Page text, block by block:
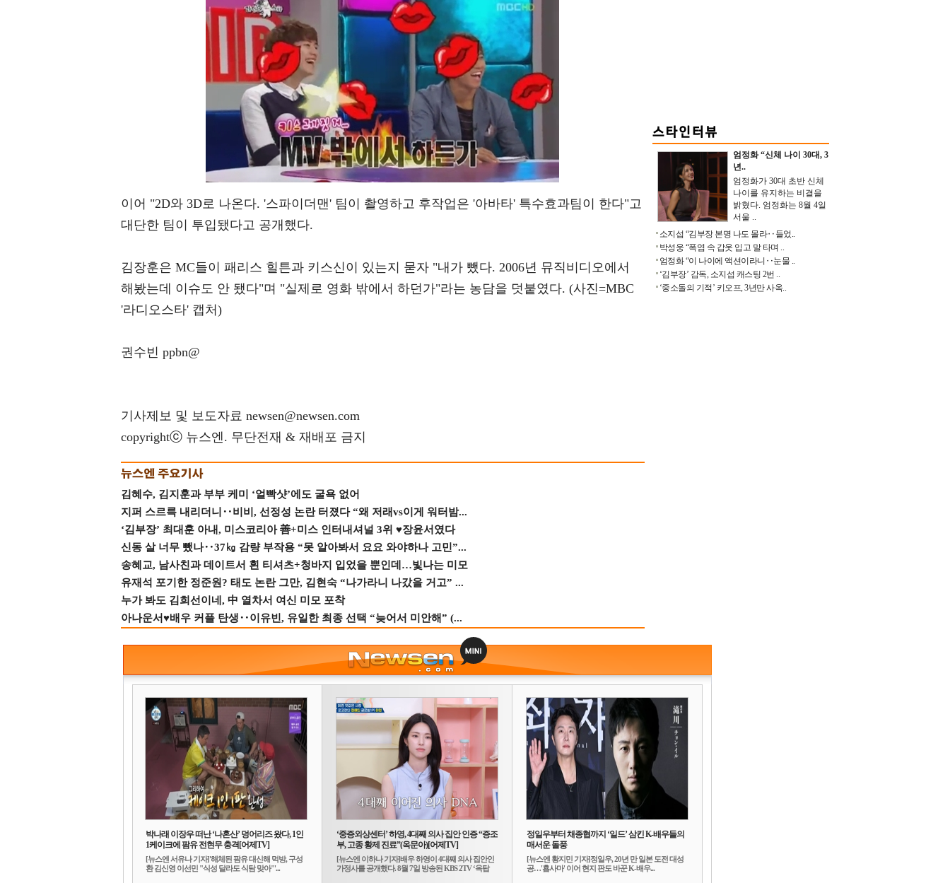
이어 "2D와 3D로 나온다. '스파이더맨' 팀이 촬영하고 후작업은 '아바타' 특수효과팀이 한다"고
대단한 팀이 투입됐다고 공개했다.
김장훈은 MC들이 패리스 힐튼과 키스신이 있는지 묻자 "내가 뺐다. 2006년 뮤직비디오에서
해봤는데 이슈도 안 됐다"며 "실제로 영화 밖에서 하던가"라는 농담을 덧붙였다. (사진=MBC
'라디오스타' 캡처)
권수빈 ppbn@
기사제보 및 보도자료 newsen@newsen.com
copyrightⓒ 뉴스엔. 무단전재 & 재배포 금지
김혜수, 김지훈과 부부 케미 ‘얼빡샷’에도 굴욕 없어
지퍼 스르륵 내리더니‥비비, 선정성 논란 터졌다 “왜 저래vs이게 워터밤...
‘김부장’ 최대훈 아내, 미스코리아 善+미스 인터내셔널 3위 ♥장윤서였다
신동 살 너무 뺐나‥37㎏ 감량 부작용 “못 알아봐서 요요 와야하나 고민”...
송혜교, 남사친과 데이트서 흰 티셔츠+청바지 입었을 뿐인데…빛나는 미모
유재석 포기한 정준원? 태도 논란 그만, 김현숙 “나가라니 나갔을 거고” ...
누가 봐도 김희선이네, 中 열차서 여신 미모 포착
아나운서♥배우 커플 탄생‥이유빈, 유일한 최종 선택 “늦어서 미안해” (...
엄정화 “신체 나이 30대, 3
년..
엄정화가 30대 초반 신체
나이를 유지하는 비결을
밝혔다. 엄정화는 8월 4일
서울 ..
소지섭 “김부장 본명 나도 몰라‥들었..
박성웅 “폭염 속 갑옷 입고 말 타며 ..
엄정화 “이 나이에 액션이라니‥눈물 ..
‘김부장’ 감독, 소지섭 캐스팅 2번 ..
‘중소돌의 기적’ 키오프, 3년만 사옥..
박나래 이장우 떠난 ‘나혼산’ 덩어리즈 왔다, 1인
1케이크에 팜유 전현무 충격[어제TV]
[뉴스엔 서유나 기자]'해체된 팜유 대신해 먹방, 구성
환 김신영 이선민 "식성 달라도 식탐 맞아"'...
‘중증외상센터’ 하영, 4대째 의사 집안 인증 “증조
부, 고종 황제 진료”(옥문아)[어제TV]
[뉴스엔 이하나 기자]배우 하영이 4대째 의사 집안인
가정사를 공개했다. 8월 7일 방송된 KBS 2TV ‘옥탑
정일우부터 채종협까지 ‘일드’ 삼킨 K-배우들의
매서운 돌풍
[뉴스엔 황지민 기자]정일우, 20년 만 일본 도전 대성
공…'횹사마' 이어 현지 판도 바꾼 K-배우...